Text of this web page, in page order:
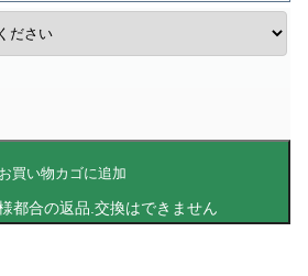
お買い物カゴに追加